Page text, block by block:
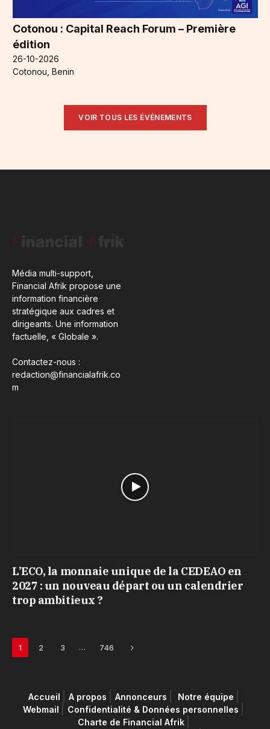
Cotonou : Capital Reach Forum – Première
édition
26-10-2026
Cotonou, Benin
VOIR TOUS LES ÉVÉNEMENTS
Média multi-support,
Financial Afrik propose une
information financière
stratégique aux cadres et
dirigeants. Une information
factuelle, « Globale ».
Contactez-nous :
redaction@financialafrik.co
m
L’ECO, la monnaie unique de la CEDEAO en
2027 : un nouveau départ ou un calendrier
trop ambitieux ?
1 2 3 … 746 Next
Accueil A propos Annonceurs
Notre équipe
Webmail
Confidentialité & Données personnelles
Charte de Financial Afrik